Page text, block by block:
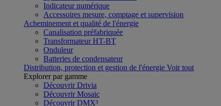
Indicateur numérique
Accessoires mesure, comptage et supervision
Acheminement et qualité de l'énergie
Canalisation préfabriquée
Transformateur HT-BT
Onduleur
Batteries de condensateur
Distribution, protection et gestion de l'énergie Voir tout
Explorer par gamme
Découvrir Drivia
Découvrir Mosaic
Découvrir DMX³